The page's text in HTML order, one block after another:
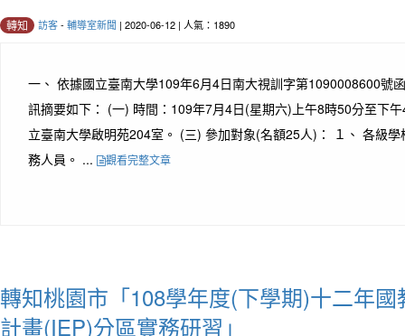
轉知 訪客- 輔導室新聞 | 2020-06-12 | 人氣：1890
一、 依據國立臺南大學109年6月4日南大視訓字第1090008600號
訊摘要如下： (一) 時間：109年7月4日(星期六)上午8時50分至下
立臺南大學啟明苑204室。 (三) 參加對象(名額25人)： １、 各級
務人員。 ...
觀看完整文章
轉知桃園市「108學年度(下學期)十二年
計畫(IEP)分區實務研習」